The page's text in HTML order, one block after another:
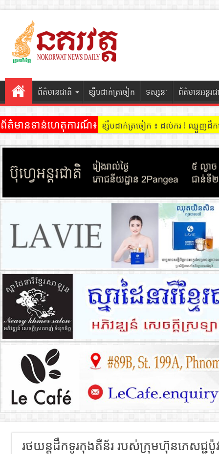
ព័ត៌មានជាតិ ខ្សឹបដាក់ត្រចៀក ទស្សនៈ ព័ត៌មានអន្តរជ
ព័ត៌មានទាន់ហេតុការណ៍៖ ខ្សឹបដាក់ត្រចៀក ៖ មានក្រុមហ៊ុន១ ន
រថយន្តដឹកទូរកុងតឺន័រ របស់ក្រុមហ៊ុនភេសជ្ជ​ប៉ូ